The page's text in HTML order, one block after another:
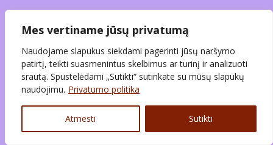
Mes vertiname jūsų privatumą
Naudojame slapukus siekdami pagerinti jūsų naršymo
patirtį, teikti suasmenintus skelbimus ar turinį ir analizuoti
srautą. Spustelėdami „Sutikti“ sutinkate su mūsų slapukų
naudojimu. Privatumo politika
Atmesti Sutikti